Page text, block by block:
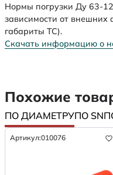
Нормы погрузки Ду 63-
зависимости от внешних
габариты ТС).
Скачать информацию о
Похожие
ПО ДИАМЕТРУПО SN
Артикул:010076